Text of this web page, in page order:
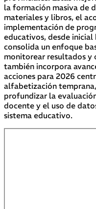
la formación masiva de
materiales y libros, el
implementación de
educativos, desde inicial
consolida un enfoque
monitorear resultados y
también incorpora
acciones para 2026
alfabetización
profundizar la
docente y el uso de
sistema educativo.